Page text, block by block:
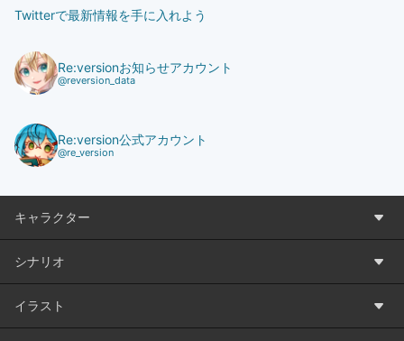
Twitterで最新情報を手に入れよう
Re:versionお知らせアカウント
@reversion_data
Re:version公式アカウント
@re_version
キャラクター
シナリオ
イラスト